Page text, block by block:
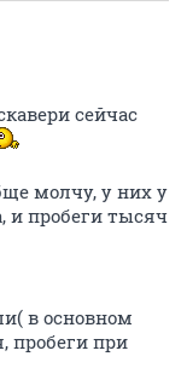
сейчас
молчу, у них у
и пробеги тысяч
в основном
пробеги при